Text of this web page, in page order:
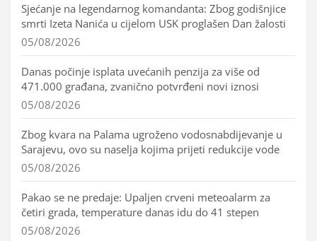
Sjećanje na legendarnog komandanta: Zbog godišnjice
smrti Izeta Nanića u cijelom USK proglašen Dan žalosti
05/08/2026
Danas počinje isplata uvećanih penzija za više od
471.000 građana, zvanično potvrđeni novi iznosi
05/08/2026
Zbog kvara na Palama ugroženo vodosnabdijevanje u
Sarajevu, ovo su naselja kojima prijeti redukcije vode
05/08/2026
Pakao se ne predaje: Upaljen crveni meteoalarm za
četiri grada, temperature danas idu do 41 stepen
05/08/2026